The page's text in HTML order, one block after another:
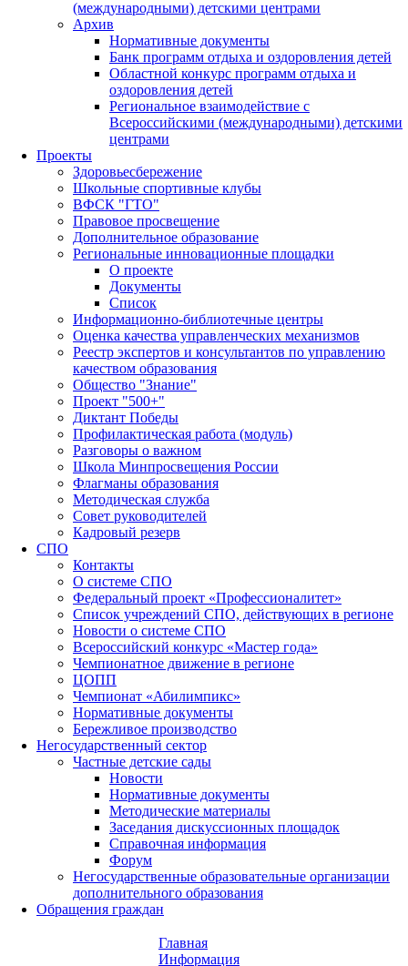
(международными) детскими центрами
Архив
Нормативные документы
Банк программ отдыха и оздоровления детей
Областной конкурс программ отдыха и
оздоровления детей
Региональное взаимодействие с
Всероссийскими (международными) детскими
центрами
Проекты
Здоровьесбережение
Школьные спортивные клубы
ВФСК "ГТО"
Правовое просвещение
Дополнительное образование
Региональные инновационные площадки
О проекте
Документы
Список
Информационно-библиотечные центры
Оценка качества управленческих механизмов
Реестр экспертов и консультантов по управлению
качеством образования
Общество "Знание"
Проект "500+"
Диктант Победы
Профилактическая работа (модуль)
Разговоры о важном
Школа Минпросвещения России
Флагманы образования
Методическая служба
Совет руководителей
Кадровый резерв
СПО
Контакты
О системе СПО
Федеральный проект «Профессионалитет»
Список учреждений СПО, действующих в регионе
Новости о системе СПО
Всероссийский конкурс «Мастер года»
Чемпионатное движение в регионе
ЦОПП
Чемпионат «Абилимпикс»
Нормативные документы
Бережливое производство
Негосударственный сектор
Частные детские сады
Новости
Нормативные документы
Методические материалы
Заседания дискуссионных площадок
Справочная информация
Форум
Негосударственные образовательные организации
дополнительного образования
Обращения граждан
Главная
Информация